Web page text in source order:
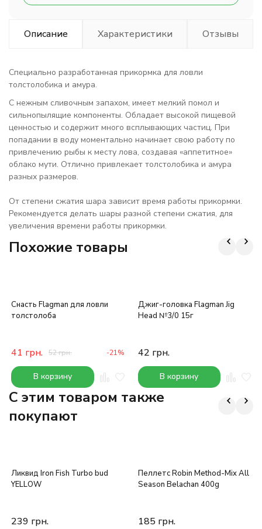
Описание Характеристики Отзывы
Специально разработанная прикормка для ловли
толстолобика и амура.
С нежным сливочным запахом, имеет мелкий помол и
сильнопылящие компоненты. Обладает высокой пищевой
ценностью и содержит много всплывающих частиц. При
попадании в воду моментально начинает свою работу по
привлечению рыбы к месту лова, создавая «аппетитное»
облако мути. Отлично привлекает толстолобика и амура
разных размеров.
От степени сжатия шара зависит время работы прикормки.
Рекомендуется делать шары разной степени сжатия, для
увеличения времени работы прикормки.
Похожие товары
Снасть Flagman для ловли
толстолоба
41 грн. 52грн. -21%
В корзину
Джиг-головка Flagman Jig
Head №3/0 15г
42 грн.
В корзину
C этим товаром также
покупают
Ликвид Iron Fish Turbo bud
YELLOW
239 грн.
Пеллетс Robin Method-Mix All
Season Belachan 400g
185 грн.